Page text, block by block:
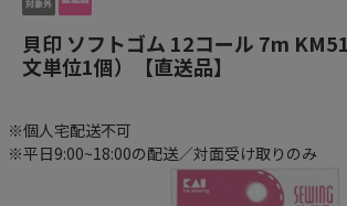
貝印 ソフトゴム 12コール 7m
文単位1個）【直送品】
※個人宅配送不可
※平日9:00~18:00の配送／対面受け取りのみ